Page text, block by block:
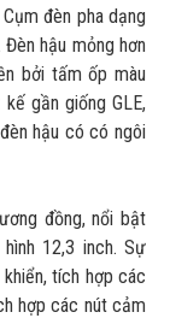
đèn pha dạng
hậu mỏng hơn
bởi tấm ốp màu
gần giống GLE,
hậu có có ngôi
đồng, nổi bật
12,3 inch. Sự
tích hợp các
hợp các nút cảm